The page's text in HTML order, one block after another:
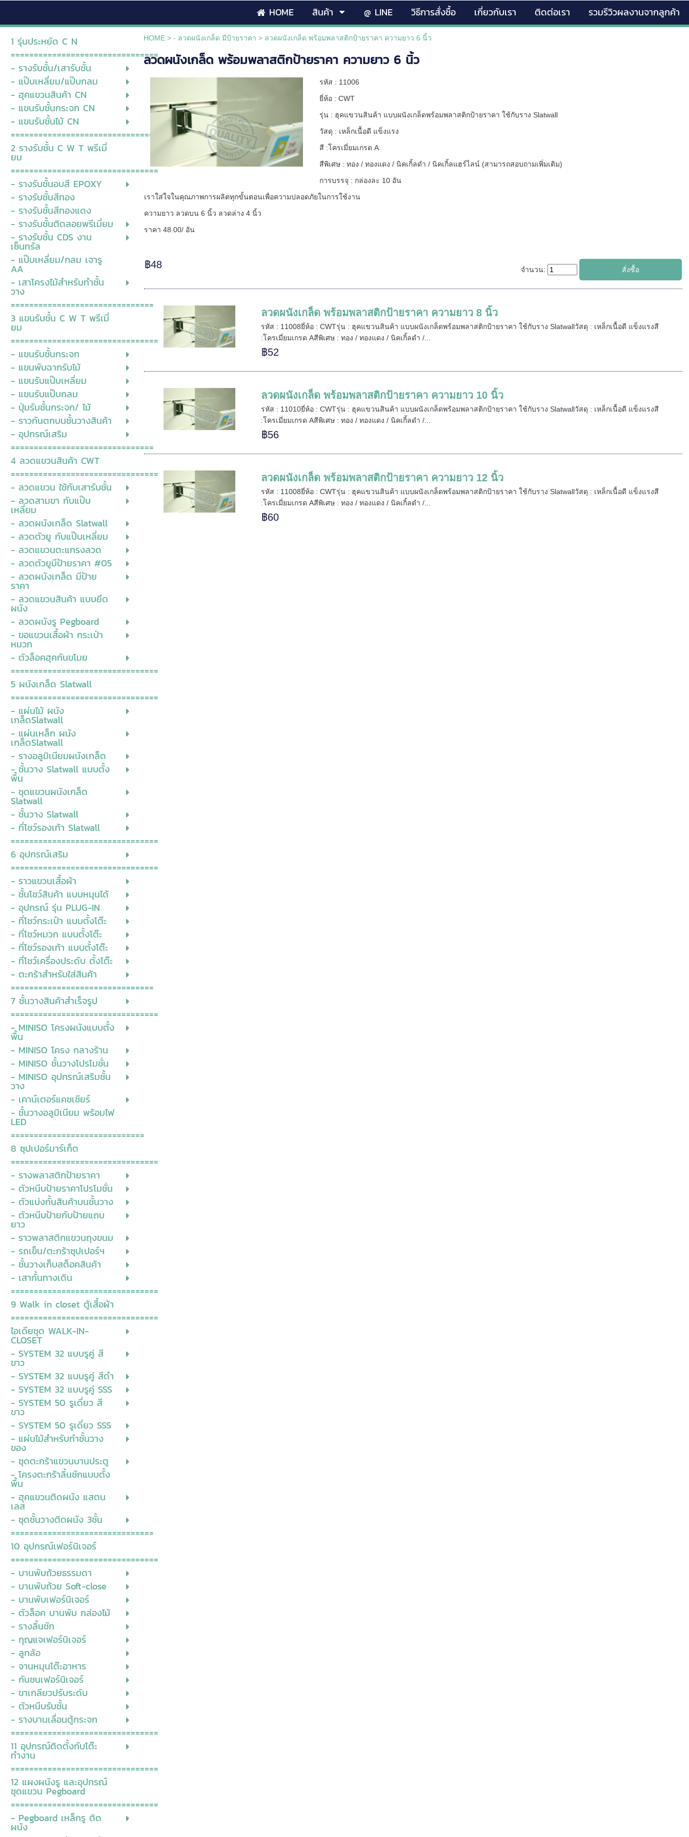
HOME สินค้า @ LINE วิธีการสั่งซื้อ เกี่ยวกับเรา ติดต่อเรา รวมรีวิวผลงานจากลูกค้า
1 รุ่นประหยัด C N
================================
- รางรับชั้น/เสารับชั้น
- แป๊บเหลี่ยม/แป๊บกลม
- ฮุคแขวนสินค้า CN
- แขนรับชั้นกระจก CN
- แขนรับชั้นไม้ CN
===============================
2 รางรับชั้น C W T พรีเมี่
ยม
================================
- รางรับชั้นอบสี EPOXY
- รางรับชั้นสีทอง
- รางรับชั้นสีทองแดง
- รางรับชั้นติดลอยพรีเมี่ยม
- รางรับชั้น CDS งาน
เซ็นทรัล
- แป๊บเหลี่ยม/กลม เจารู
AA
- เสาโครงไม้สำหรับทำชั้น
วาง
===============================
3 แขนรับชั้น C W T พรีเมี่
ยม
================================
- แขนรับชั้นกระจก
- แขนพับฉากรับไม้
- แขนรับแป๊บเหลี่ยม
- แขนรับแป๊บกลม
- ปุ่มรับชั้นกระจก/ ไม้
- ราวกันตกบนชั้นวางสินค้า
- อุปกรณ์เสริม
===============================
4 ลวดแขวนสินค้า CWT
================================
- ลวดแขวน ใช้กับเสารับชั้น
- ลวดสามขา กับแป๊บ
เหลี่ยม
- ลวดผนังเกล็ด Slatwall
- ลวดตัวยู กับแป๊บเหลี่ยม
- ลวดแขวนตะแกรงลวด
- ลวดตัวยูมีป้ายราคา #05
- ลวดผนังเกล็ด มีป้าย
ราคา
- ลวดแขวนสินค้า แบบยึด
ผนัง
- ลวดผนังรู Pegboard
- ขอแขวนเสื้อผ้า กระเป่า
หมวก
- ตัวล็อคฮุคกันขโมย
================================
5 ผนังเกล็ด Slatwall
================================
- แผ่นไม้ ผนัง
เกล็ดSlatwall
- แผ่นเหล็ก ผนัง
เกล็ดSlatwall
- รางอลูมิเนียมผนังเกล็ด
- ชั้นวาง Slatwall แบบตั้ง
พื้น
- ชุดแขวนผนังเกล็ด
Slatwall
- ชั้นวาง Slatwall
- ที่โชว์รองเท้า Slatwall
================================
6 อุปกรณ์เสริม
================================
- ราวแขวนเสื้อผ้า
- ชั้นโชว์สินค้า แบบหมุนได้
- อุปกรณ์ รุ่น PLUG-IN
- ที่โชว์กระเป๋า แบบตั้งโต๊ะ
- ที่โชว์หมวก แบบตั้งโต๊ะ
- ที่โชว์รองเท้า แบบตั้งโต๊ะ
- ที่โชว์เครื่องประดับ ตั้งโต๊ะ
- ตะกร้าสำหรับใส่สินค้า
===============================
7 ชั้นวางสินค้าสำเร็จรูป
================================
- MINISO โครงผนังแบบตั้ง
พื้น
- MINISO โครง กลางร้าน
- MINISO ชั้นวางโปรโมชั่น
- MINISO อุปกรณ์เสริมชั้น
วาง
- เคาน์เตอร์แคชเชียร์
- ชั้นวางอลูมิเนียม พร้อมไฟ
LED
=============================
8 ซุปเปอร์มาร์เก็ต
================================
- รางพลาสติกป้ายราคา
- ตัวหนีบป้ายราคาโปรโมชั่น
- ตัวแบ่งกั้นสินค้าบนชั้นวาง
- ตัวหนีบป้ายกับป้ายแถบ
ยาว
- ราวพลาสติกแขวนถุงขนม
- รถเข็น/ตะกร้าซุปเปอร์ฯ
- ชั้นวางเก็บสต็อคสินค้า
- เสากั้นทางเดิน
================================
9 Walk in closet ตู้เสื้อผ้า
================================
ไอเดียชุด WALK-IN-
CLOSET
- SYSTEM 32 แบบรูคู่ สี
ขาว
- SYSTEM 32 แบบรูคู่ สีดำ
- SYSTEM 32 แบบรูคู่ SSS
- SYSTEM 50 รูเดี่ยว สี
ขาว
- SYSTEM 50 รูเดี่ยว SSS
- แผ่นไม้สำหรับทำชั้นวาง
ของ
- ชุดตะกร้าแขวนบานประตู
- โครงตะกร้าลิ้นชักแบบตั้ง
พื้น
- ฮุคแขวนติดผนัง แสตน
เลส
- ชุดชั้นวางติดผนัง 3ชั้น
===============================
10 อุปกรณ์เฟอร์นิเจอร์
================================
- บานพับถ้วยธรรมดา
- บานพับถ้วย Soft-close
- บานพับเฟอร์นิเจอร์
- ตัวล็อค บานพับ กล่องไม้
- รางลิ้นชัก
- กุญแจเฟอร์นิเจอร์
- ลูกล้อ
- จานหมุนโต๊ะอาหาร
- กันชนเฟอร์นิเจอร์
- ขาเกลียวปรับระดับ
- ตัวหนีบรับชั้น
- รางบานเลื่อนตู้กระจก
================================
11 อุปกรณ์ติดตั้งกับโต๊ะ
ทำงาน
================================
12 แผงผนังรู และอุปกรณ์
ชุดแขวน Pegboard
================================
- Pegboard เหล็กรู ติด
ผนัง
HOME> - ลวดผนังเกล็ด มีป้ายราคา > ลวดผนังเกล็ด พร้อมพลาสติกป้ายราคา ความยาว 6 นิ้ว
ลวดผนังเกล็ด พร้อมพลาสติกป้ายราคา ความยาว 6 นิ้ว
รหัส : 11006
ยี่ห้อ : CWT
รุ่น : ฮุคแขวนสินค้า แบบผนังเกล็ดพร้อมพลาสติกป้ายราคา ใช้กับราง Slatwall
วัสดุ : เหล็กเนื้อดี แข็งแรง
สี :โครเมี่ยมเกรด A
สีพิเศษ : ทอง / ทองแดง / นิคเกิ้ลดำ / นิคเกิ้ลแฮร์ไลน์ (สามารถสอบถามเพิ่มเติม)
การบรรจุ : กล่องละ 10 อัน
เราใส่ใจในคุณภาพการผลิตทุกขั้นตอนเพื่อความปลอดภัยในการใช้งาน
ความยาว ลวดบน 6 นิ้ว ลวดล่าง 4 นิ้ว
ราคา 48.00/ อัน
฿48 จำนวน:
ลวดผนังเกล็ด พร้อมพลาสติกป้ายราคา ความยาว 8 นิ้ว
รหัส : 11008ยี่ห้อ : CWTรุ่น : ฮุคแขวนสินค้า แบบผนังเกล็ดพร้อมพลาสติกป้ายราคา ใช้กับราง Slatwallวัสดุ : เหล็กเนื้อดี แข็งแรงสี
:โครเมี่ยมเกรด Aสีพิเศษ : ทอง / ทองแดง / นิคเกิ้ลดำ /...
฿52
ลวดผนังเกล็ด พร้อมพลาสติกป้ายราคา ความยาว 10 นิ้ว
รหัส : 11010ยี่ห้อ : CWTรุ่น : ฮุคแขวนสินค้า แบบผนังเกล็ดพร้อมพลาสติกป้ายราคา ใช้กับราง Slatwallวัสดุ : เหล็กเนื้อดี แข็งแรงสี
:โครเมี่ยมเกรด Aสีพิเศษ : ทอง / ทองแดง / นิคเกิ้ลดำ /...
฿56
ลวดผนังเกล็ด พร้อมพลาสติกป้ายราคา ความยาว 12 นิ้ว
รหัส : 11008ยี่ห้อ : CWTรุ่น : ฮุคแขวนสินค้า แบบผนังเกล็ดพร้อมพลาสติกป้ายราคา ใช้กับราง Slatwallวัสดุ : เหล็กเนื้อดี แข็งแรงสี
:โครเมี่ยมเกรด Aสีพิเศษ : ทอง / ทองแดง / นิคเกิ้ลดำ /...
฿60